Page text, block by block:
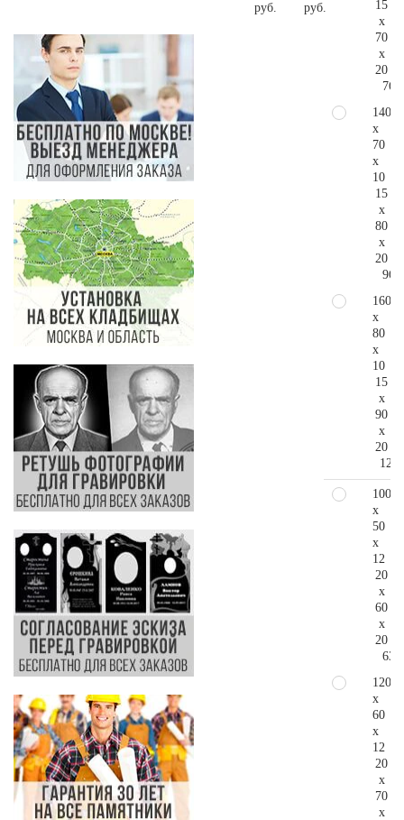
руб. руб.
15
x
70
x
20
140
x
70
x
10
15
x
80
x
20
160
x
80
x
10
15
x
90
x
20
100
x
50
x
12
20
x
60
x
20
120
x
60
x
12
20
x
70
x